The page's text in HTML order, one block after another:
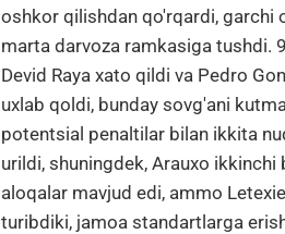
oshkor qilishdan qo'rqardi, garchi
marta darvoza ramkasiga tushdi.
Devid Raya xato qildi va Pedro
uxlab qoldi, bunday sovg'ani
potentsial penaltilar bilan ikkita
urildi, shuningdek, Arauxo
aloqalar mavjud edi, ammo
turibdiki, jamoa standartlarga